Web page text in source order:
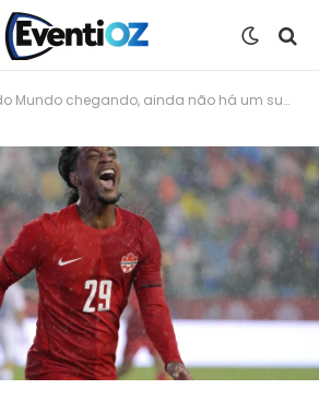
ainda não há um substituto à altura para o Twitter esportivo